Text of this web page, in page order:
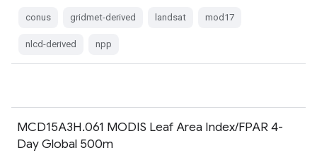
conus gridmet-derived landsat mod17
nlcd-derived npp
MCD15A3H.061 MODIS Leaf Area Index/FPAR 4-
Day Global 500m